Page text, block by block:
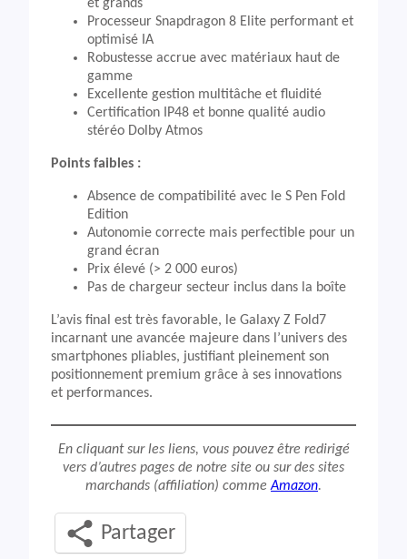
et grands
Processeur Snapdragon 8 Elite performant et
optimisé IA
Robustesse accrue avec matériaux haut de
gamme
Excellente gestion multitâche et fluidité
Certification IP48 et bonne qualité audio
stéréo Dolby Atmos
Points faibles :
Absence de compatibilité avec le S Pen Fold
Edition
Autonomie correcte mais perfectible pour un
grand écran
Prix élevé (> 2 000 euros)
Pas de chargeur secteur inclus dans la boîte
L’avis final est très favorable, le Galaxy Z Fold7
incarnant une avancée majeure dans l’univers des
smartphones pliables, justifiant pleinement son
positionnement premium grâce à ses innovations
et performances.
En cliquant sur les liens, vous pouvez être redirigé
vers d’autres pages de notre site ou sur des sites
marchands (affiliation) commeAmazon.
Partager